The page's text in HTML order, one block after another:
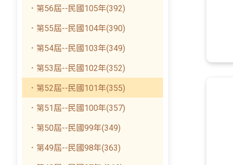
．第56屆--民國105年(392)
．第55屆--民國104年(390)
．第54屆--民國103年(349)
．第53屆--民國102年(352)
．第52屆--民國101年(355)
．第51屆--民國100年(357)
．第50屆--民國99年(349)
．第49屆--民國98年(363)